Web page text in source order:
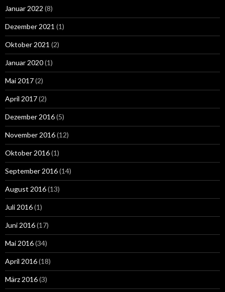
Januar 2022 (8)
Dezember 2021 (1)
Oktober 2021 (2)
Januar 2020(1)
Mai 2017(2)
April 2017(2)
Dezember 2016(5)
November 2016(12)
Oktober 2016(1)
September 2016(14)
August 2016(13)
Juli 2016(1)
Juni 2016(17)
Mai 2016(34)
April 2016(18)
März 2016(3)